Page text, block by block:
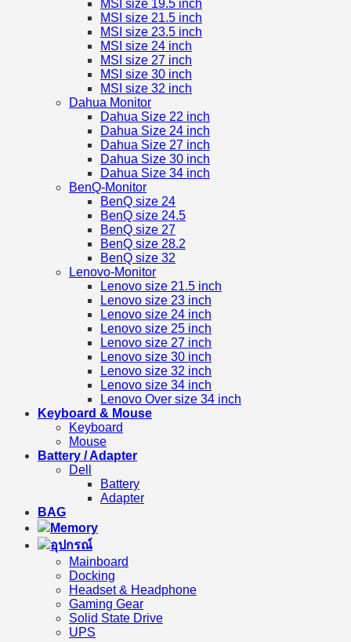
MSI size 19.5 inch
MSI size 21.5 inch
MSI size 23.5 inch
MSI size 24 inch
MSI size 27 inch
MSI size 30 inch
MSI size 32 inch
Dahua Monitor
Dahua Size 22 inch
Dahua Size 24 inch
Dahua Size 27 inch
Dahua Size 30 inch
Dahua Size 34 inch
BenQ-Monitor
BenQ size 24
BenQ size 24.5
BenQ size 27
BenQ size 28.2
BenQ size 32
Lenovo-Monitor
Lenovo size 21.5 inch
Lenovo size 23 inch
Lenovo size 24 inch
Lenovo size 25 inch
Lenovo size 27 inch
Lenovo size 30 inch
Lenovo size 32 inch
Lenovo size 34 inch
Lenovo Over size 34 inch
Keyboard & Mouse
Keyboard
Mouse
Battery / Adapter
Dell
Battery
Adapter
BAG
Memory
อุปกรณ์
Mainboard
Docking
Headset & Headphone
Gaming Gear
Solid State Drive
UPS